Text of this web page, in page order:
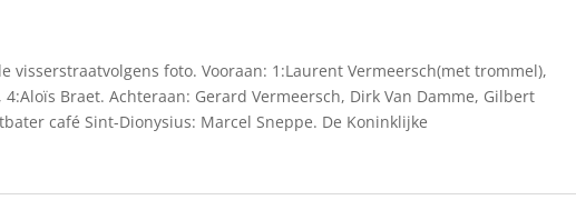
visserstraatvolgens foto. Vooraan: 1:Laurent Vermeersch(met trommel),
4:Aloïs Braet. Achteraan: Gerard Vermeersch, Dirk Van Damme, Gilbert
café Sint-Dionysius: Marcel Sneppe. De Koninklijke